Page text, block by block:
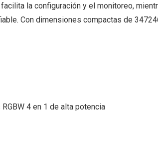
la configuración y el monitoreo,
Con dimensiones compactas de
4 en 1 de alta potencia